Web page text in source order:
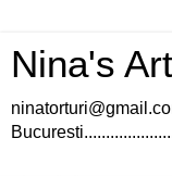
Nina's